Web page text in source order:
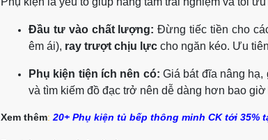
Đầu tư vào chất lượng: Đừng tiếc tiền cho
êm ái), ray trượt chịu lực cho ngăn kéo. Ưu
Phụ kiện tiện ích nên có: Giá bát đĩa nâng hạ,
và tìm kiếm đồ đạc trở nên dễ dàng hơn bao giờ
Xem thêm: 20+ Phụ kiện tủ bếp thông minh CK tới 35%